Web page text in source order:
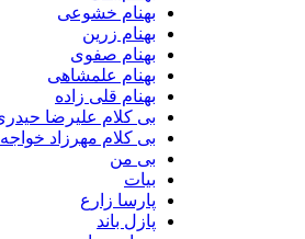
بهنام خشوعی
بهنام زرین
بهنام صفوی
بهنام علمشاهی
بهنام قلی زاده
بی کلام علیرضا حیدری
بی کلام مهرزاد خواجه امیری
بی من
بیات
پارسا زارع
پازل باند